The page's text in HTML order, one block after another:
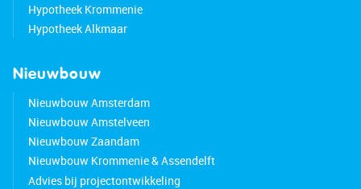
Hypotheek Krommenie
Hypotheek Alkmaar
Nieuwbouw
Nieuwbouw Amsterdam
Nieuwbouw Amstelveen
Nieuwbouw Zaandam
Nieuwbouw Krommenie & Assendelft
Advies bij projectontwikkeling